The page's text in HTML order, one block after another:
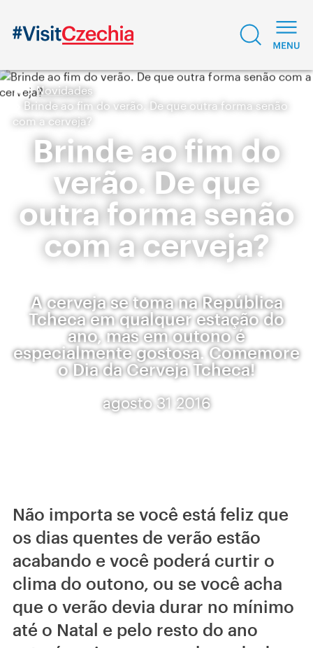
Novidades
Brinde ao fim do verão. De que outra forma senão
com a cerveja?
Brinde ao fim do
verão. De que
outra forma senão
com a cerveja?
A cerveja se toma na República
Tcheca em qualquer estação do
ano, mas em outono é
especialmente gostosa. Comemore
o Dia da Cerveja Tcheca!
agosto 31 2016
Não importa se você está feliz que
os dias quentes de verão estão
acabando e você poderá curtir o
clima do outono, ou se você acha
que o verão devia durar no mínimo
até o Natal e pelo resto do ano